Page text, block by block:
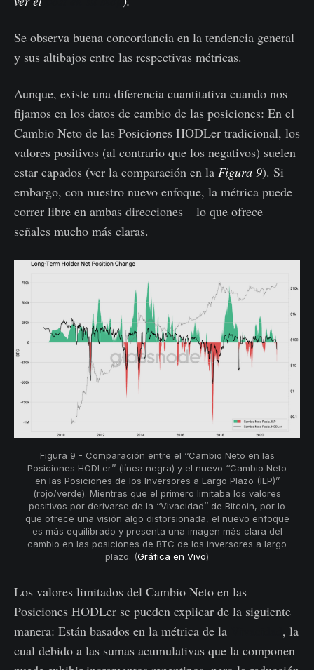
Se observa buena concordancia en la tendencia general
y sus altibajos entre las respectivas métricas.
Aunque, existe una diferencia cuantitativa cuando nos
fijamos en los datos de cambio de las posiciones: En el
Cambio Neto de las Posiciones HODLer tradicional, los
valores positivos (al contrario que los negativos) suelen
estar capados (ver la comparación en la Figura 9). Si
embargo, con nuestro nuevo enfoque, la métrica puede
correr libre en ambas direcciones – lo que ofrece
señales mucho más claras.
Figura 9 - Comparación entre el ‘‘Cambio Neto en las
Posiciones HODLer’’ (línea negra) y el nuevo ‘‘Cambio Neto
en las Posiciones de los Inversores a Largo Plazo (ILP)’’
(rojo/verde). Mientras que el primero limitaba los valores
positivos por derivarse de la ‘‘Vivacidad’’ de Bitcoin, por lo
que ofrece una visión algo distorsionada, el nuevo enfoque
es más equilibrado y presenta una imagen más clara del
cambio en las posiciones de BTC de los inversores a largo
plazo. (Gráfica en Vivo)
Los valores limitados del Cambio Neto en las
Posiciones HODLer se pueden explicar de la siguiente
manera: Están basados en la métrica de la
, la
cual debido a las sumas acumulativas que la componen